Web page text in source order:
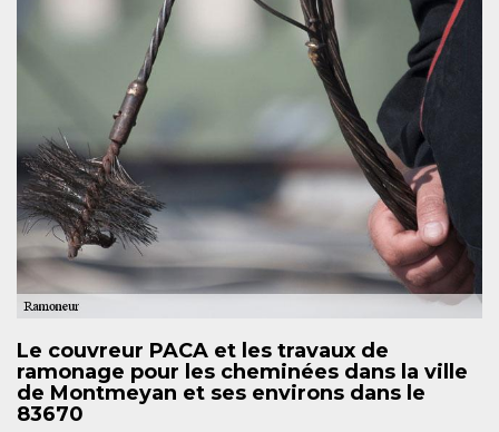
Le couvreur PACA et les travaux de
ramonage pour les cheminées dans la ville
de Montmeyan et ses environs dans le
83670